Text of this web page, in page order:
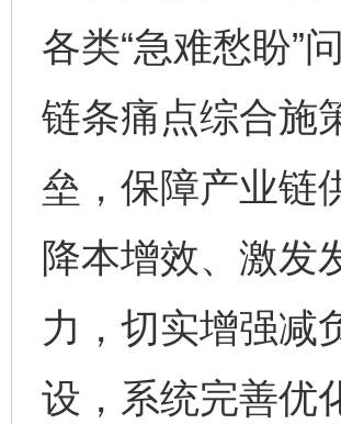
各类“急难愁盼”
链条痛点综合施
垒，保障产业链
降本增效、激发
力，切实增强减
设，系统完善优